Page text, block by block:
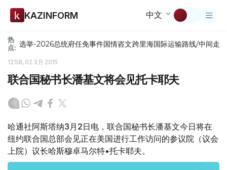
KAZINFORM 中文
热
点: 选举-2026总统府任免事件国情咨文跨里海国际运输路线/中间走廊
12:58, 02 3月 2015
联合国秘书长潘基文将会见托卡耶夫
哈通社阿斯塔纳3月2日电，联合国秘书长潘基文今日将在
纽约联合国总部会见正在美国进行工作访问的参议院（议会
上院）议长哈斯穆卓马尔特•托卡耶夫。